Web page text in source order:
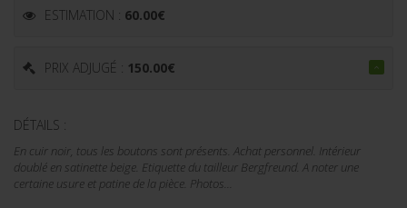
ESTIMATION : 60.00€
PRIX ADJUGÉ : 150.00€
DÉTAILS :
En cuir noir, tous les boutons sont présents. Achat personnel. Intérieur
doublé en satinette beige. Etiquette du tailleur Bergfreund. A noter une
certaine usure et patine de la pièce. Photos...